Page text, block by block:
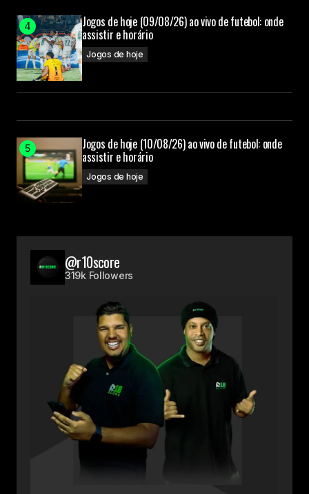
Jogos de hoje (09/08/26) ao vivo de futebol: onde
assistir e horário
Jogos de hoje
Jogos de hoje (10/08/26) ao vivo de futebol: onde
assistir e horário
Jogos de hoje
@r10score
319k Followers